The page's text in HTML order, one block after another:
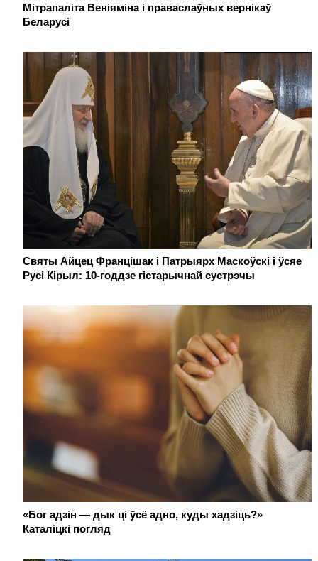
Мітрапаліта Веніяміна і праваслаўных вернікаў
Беларусі
Святы Айцец Францішак і Патрыярх Маскоўскі і ўсяе
Русі Кірыл: 10-годдзе гістарычнай сустрэчы
«Бог адзін — дык ці ўсё адно, куды хадзіць?»
Каталіцкі погляд